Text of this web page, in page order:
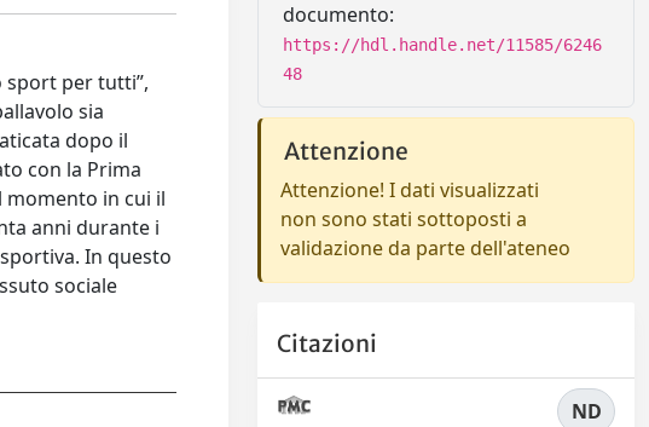
sport per tutti”,
sia
dopo il
con la Prima
momento in cui il
anni durante i
In questo
sociale
documento:
https://hdl.handle.net/11585/6246
48
Attenzione
Attenzione! I dati visualizzati
non sono stati sottoposti a
validazione da parte dell'ateneo
Citazioni
ND